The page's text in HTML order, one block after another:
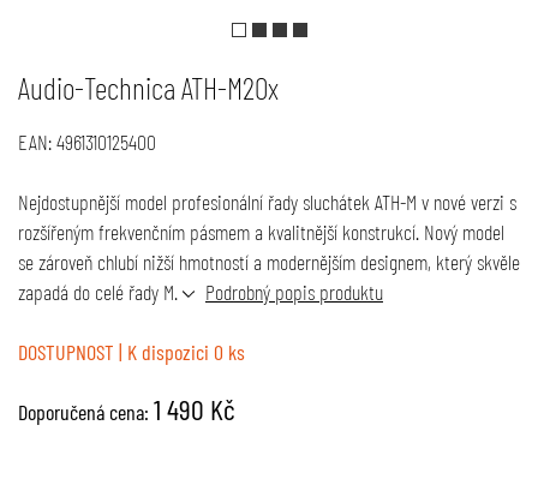
Audio-Technica ATH-M20x
EAN:4961310125400
Nejdostupnější model profesionální řady sluchátek ATH-M v nové verzi s
rozšířeným frekvenčním pásmem a kvalitnější konstrukcí. Nový model
se zároveň chlubí nižší hmotností a modernějším designem, který skvěle
zapadá do celé řady M.
Podrobný popis produktu
DOSTUPNOST | K dispozici 0 ks
Doporučená cena: 1 490 Kč